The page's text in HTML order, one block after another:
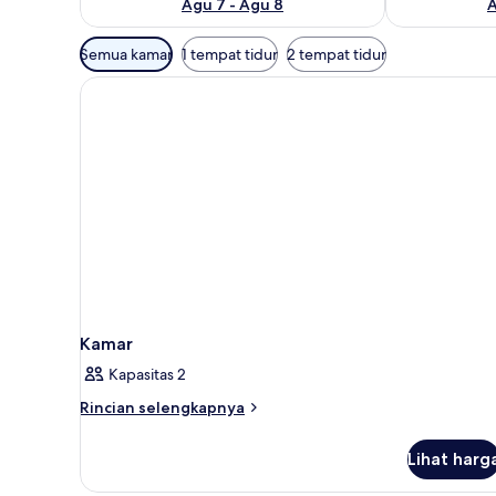
Agu 7 - Agu 8
Filter
tersedia
untuk
Semua kamar 1 tempat tidur 2 tempat tidur
Kamar
Kapasitas 2
Rincian selengkapnya
Rincian
Kamar
Lihat